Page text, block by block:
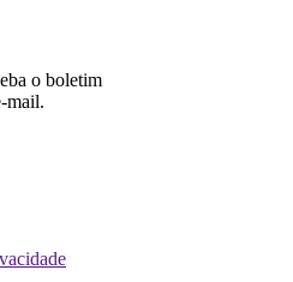
o boletim
mail.